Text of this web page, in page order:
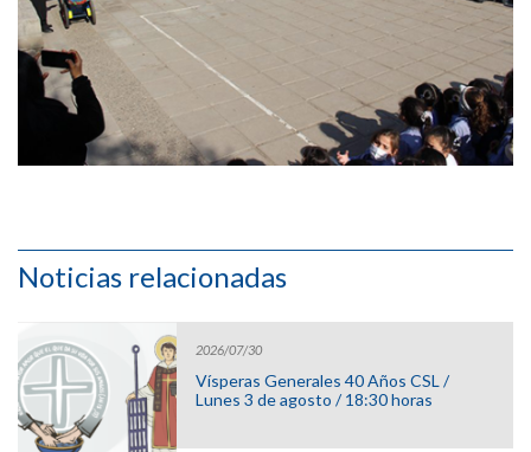
Noticias relacionadas
2026/07/30
Vísperas Generales 40 Años CSL /
Lunes 3 de agosto / 18:30 horas